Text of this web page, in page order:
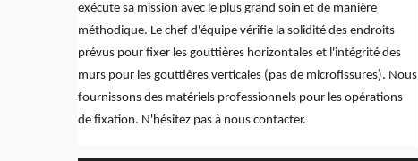
exécute sa mission avec le plus grand soin et de manière
méthodique. Le chef d'équipe vérifie la solidité des endroits
prévus pour fixer les gouttières horizontales et l'intégrité des
murs pour les gouttières verticales (pas de microfissures). Nous
fournissons des matériels professionnels pour les opérations
de fixation. N'hésitez pas à nous contacter.